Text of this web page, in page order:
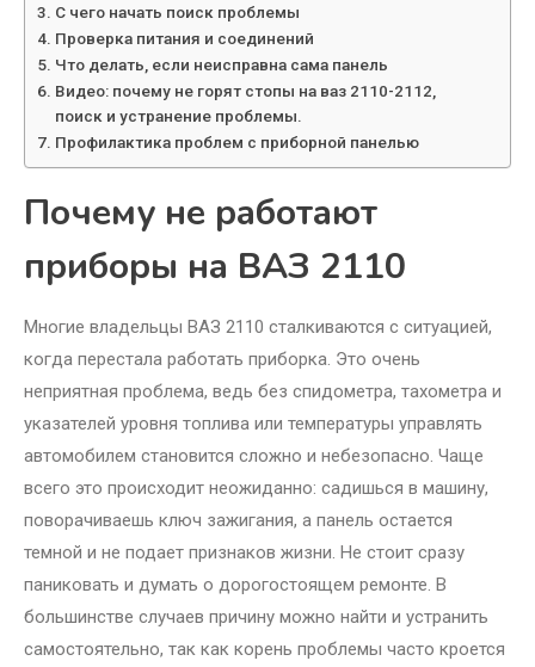
С чего начать поиск проблемы
Проверка питания и соединений
Что делать, если неисправна сама панель
Видео: почему не горят стопы на ваз 2110-2112,
поиск и устранение проблемы.
Профилактика проблем с приборной панелью
Почему не работают
приборы на ВАЗ 2110
Многие владельцы ВАЗ 2110 сталкиваются с ситуацией,
когда перестала работать приборка. Это очень
неприятная проблема, ведь без спидометра, тахометра и
указателей уровня топлива или температуры управлять
автомобилем становится сложно и небезопасно. Чаще
всего это происходит неожиданно: садишься в машину,
поворачиваешь ключ зажигания, а панель остается
темной и не подает признаков жизни. Не стоит сразу
паниковать и думать о дорогостоящем ремонте. В
большинстве случаев причину можно найти и устранить
самостоятельно, так как корень проблемы часто кроется